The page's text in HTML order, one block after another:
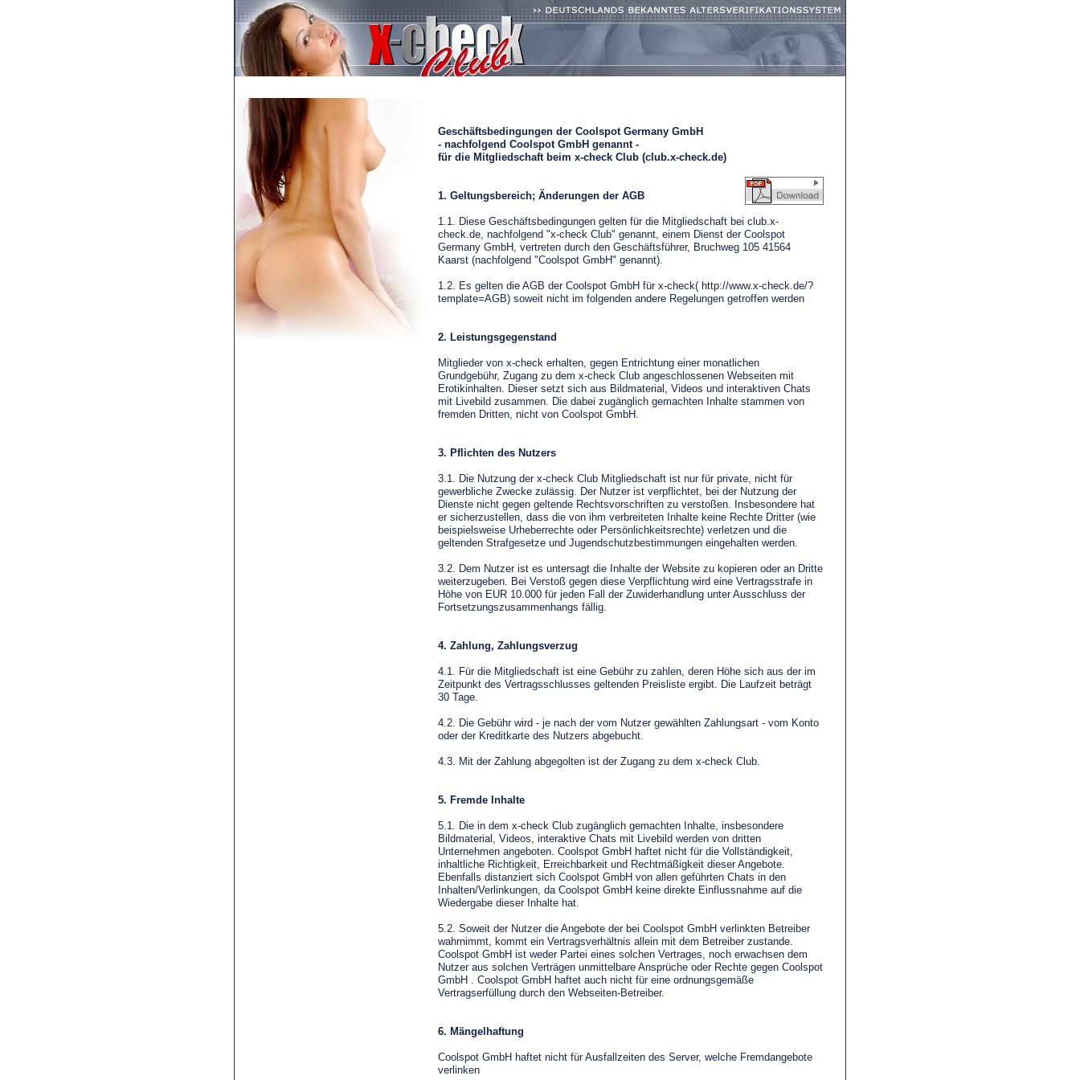
Geschäftsbedingungen der Coolspot Germany GmbH
- nachfolgend Coolspot GmbH genannt -
für die Mitgliedschaft beim x-check Club (club.x-check.de)
1. Geltungsbereich; Änderungen der AGB
1.1. Diese Geschäftsbedingungen gelten für die Mitgliedschaft bei club.x-
check.de, nachfolgend "x-check Club" genannt, einem Dienst der Coolspot
Germany GmbH, vertreten durch den Geschäftsführer, Bruchweg 105 41564
Kaarst (nachfolgend "Coolspot GmbH" genannt).
1.2. Es gelten die AGB der Coolspot GmbH für x-check( http://www.x-check.de/?
template=AGB) soweit nicht im folgenden andere Regelungen getroffen werden
2. Leistungsgegenstand
Mitglieder von x-check erhalten, gegen Entrichtung einer monatlichen
Grundgebühr, Zugang zu dem x-check Club angeschlossenen Webseiten mit
Erotikinhalten. Dieser setzt sich aus Bildmaterial, Videos und interaktiven Chats
mit Livebild zusammen. Die dabei zugänglich gemachten Inhalte stammen von
fremden Dritten, nicht von Coolspot GmbH.
3. Pflichten des Nutzers
3.1. Die Nutzung der x-check Club Mitgliedschaft ist nur für private, nicht für
gewerbliche Zwecke zulässig. Der Nutzer ist verpflichtet, bei der Nutzung der
Dienste nicht gegen geltende Rechtsvorschriften zu verstoßen. Insbesondere hat
er sicherzustellen, dass die von ihm verbreiteten Inhalte keine Rechte Dritter (wie
beispielsweise Urheberrechte oder Persönlichkeitsrechte) verletzen und die
geltenden Strafgesetze und Jugendschutzbestimmungen eingehalten werden.
3.2. Dem Nutzer ist es untersagt die Inhalte der Website zu kopieren oder an Dritte
weiterzugeben. Bei Verstoß gegen diese Verpflichtung wird eine Vertragsstrafe in
Höhe von EUR 10.000 für jeden Fall der Zuwiderhandlung unter Ausschluss der
Fortsetzungszusammenhangs fällig.
4. Zahlung, Zahlungsverzug
4.1. Für die Mitgliedschaft ist eine Gebühr zu zahlen, deren Höhe sich aus der im
Zeitpunkt des Vertragsschlusses geltenden Preisliste ergibt. Die Laufzeit beträgt
30 Tage.
4.2. Die Gebühr wird - je nach der vom Nutzer gewählten Zahlungsart - vom Konto
oder der Kreditkarte des Nutzers abgebucht.
4.3. Mit der Zahlung abgegolten ist der Zugang zu dem x-check Club.
5. Fremde Inhalte
5.1. Die in dem x-check Club zugänglich gemachten Inhalte, insbesondere
Bildmaterial, Videos, interaktive Chats mit Livebild werden von dritten
Unternehmen angeboten. Coolspot GmbH haftet nicht für die Vollständigkeit,
inhaltliche Richtigkeit, Erreichbarkeit und Rechtmäßigkeit dieser Angebote.
Ebenfalls distanziert sich Coolspot GmbH von allen geführten Chats in den
Inhalten/Verlinkungen, da Coolspot GmbH keine direkte Einflussnahme auf die
Wiedergabe dieser Inhalte hat.
5.2. Soweit der Nutzer die Angebote der bei Coolspot GmbH verlinkten Betreiber
wahrnimmt, kommt ein Vertragsverhältnis allein mit dem Betreiber zustande.
Coolspot GmbH ist weder Partei eines solchen Vertrages, noch erwachsen dem
Nutzer aus solchen Verträgen unmittelbare Ansprüche oder Rechte gegen Coolspot
GmbH . Coolspot GmbH haftet auch nicht für eine ordnungsgemäße
Vertragserfüllung durch den Webseiten-Betreiber.
6. Mängelhaftung
Coolspot GmbH haftet nicht für Ausfallzeiten des Server, welche Fremdangebote
verlinken